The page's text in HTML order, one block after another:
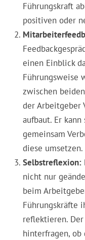
Führungskraft
positiven oder
einen Einblick
Führungsweise
zwischen
der Arbeitgeber
aufbaut. Er
gemeinsam
diese umsetzen.
Selbstreflexion:
nicht nur
beim
Führungskräfte
reflektieren.
hinterfragen,